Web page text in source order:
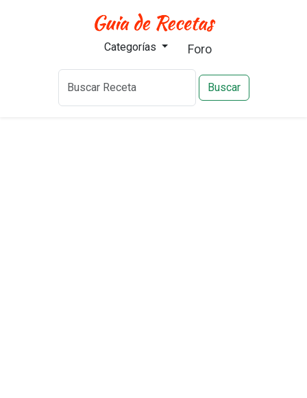
Categorías Foro
Buscar